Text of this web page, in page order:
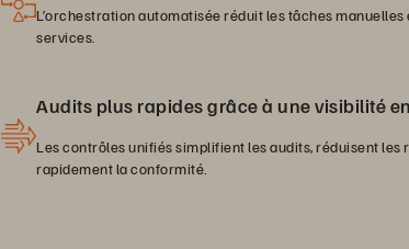
L’orchestration automatisée réduit les tâches
services.
Audits plus rapides grâce à une visibilité
Les contrôles unifiés simplifient les audits, réduisent
rapidement la conformité.